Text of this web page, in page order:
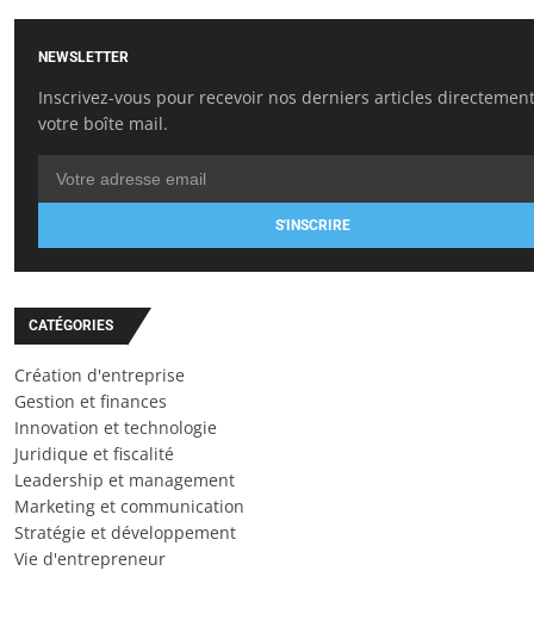
NEWSLETTER
Inscrivez-vous pour recevoir nos derniers articles
votre boîte mail.
S'INSCRIRE
CATÉGORIES
Création d'entreprise
Gestion et finances
Innovation et technologie
Juridique et fiscalité
Leadership et management
Marketing et communication
Stratégie et développement
Vie d'entrepreneur